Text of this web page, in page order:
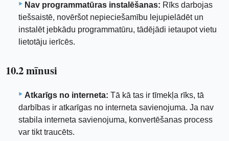
Nav programmatūras instalēšanas: Rīks darbojas
tiešsaistē, novēršot nepieciešamību lejupielādēt un
instalēt jebkādu programmatūru, tādējādi ietaupot vietu
lietotāju ierīcēs.
10.2 mīnusi
Atkarīgs no interneta: Tā kā tas ir tīmekļa rīks, tā
darbības ir atkarīgas no interneta savienojuma. Ja nav
stabila interneta savienojuma, konvertēšanas process
var tikt traucēts.